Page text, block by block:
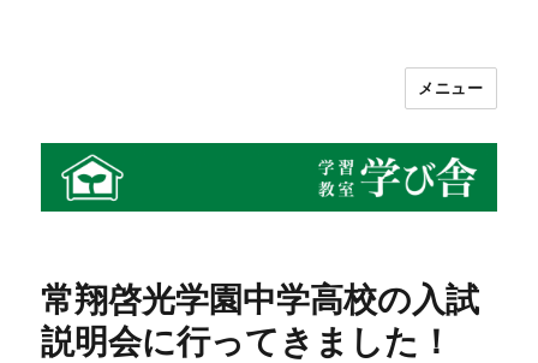
メニュー
常翔啓光学園中学高校の入試
説明会に行ってきました！